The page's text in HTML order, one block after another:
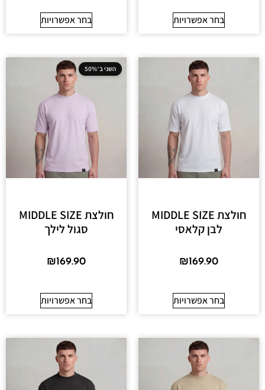
בחר אפשרויות בחר אפשרויות
חולצת MIDDLE SIZE
לבן קלאסי
₪169.90
בחר אפשרויות
השני ב־50%
חולצת MIDDLE SIZE
סגול לילך
₪169.90
בחר אפשרויות